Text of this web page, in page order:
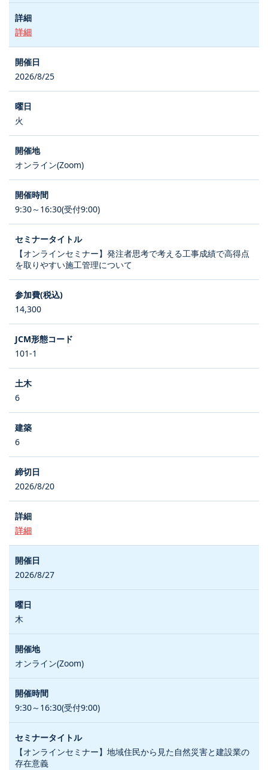
詳細
2026/8/25
火
オンライン(Zoom)
9:30～16:30(受付9:00)
【オンラインセミナー】発注者思考で考える工事成績で高得点
を取りやすい施工管理について
14,300
101-1
6
6
2026/8/20
詳細
2026/8/27
木
オンライン(Zoom)
9:30～16:30(受付9:00)
【オンラインセミナー】地域住民から見た自然災害と建設業の
存在意義